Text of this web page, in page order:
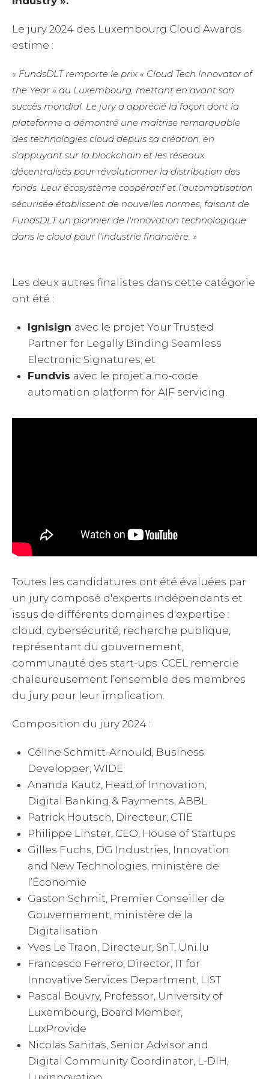
Le jury 2024 des Luxembourg Cloud Awards
estime :
« FundsDLT remporte le prix « Cloud Tech Innovator of
the Year » au Luxembourg, mettant en avant son
succès mondial. Le jury a apprécié la façon dont la
plateforme a démontré une maîtrise remarquable
des technologies cloud depuis sa création, en
s'appuyant sur la blockchain et les réseaux
décentralisés pour révolutionner la distribution des
fonds. Leur écosystème coopératif et l‘automatisation
sécurisée établissent de nouvelles normes, faisant de
FundsDLT un pionnier de l'innovation technologique
dans le cloud pour l'industrie financière. »
Les deux autres finalistes dans cette catégorie
ont été :
Ignisign avec le projet Your Trusted
Partner for Legally Binding Seamless
Electronic Signatures; et
Fundvis avec le projet a no-code
automation platform for AIF servicing.
Toutes les candidatures ont été évaluées par
un jury composé d'experts indépendants et
issus de différents domaines d'expertise :
cloud, cybersécurité, recherche publique,
représentant du gouvernement,
communauté des start-ups. CCEL remercie
chaleureusement l’ensemble des membres
du jury pour leur implication.
Composition du jury 2024 :
Céline Schmitt-Arnould, Business
Developper, WIDE
Ananda Kautz, Head of Innovation,
Digital Banking & Payments, ABBL
Patrick Houtsch, Directeur, CTIE
Philippe Linster, CEO, House of Startups
Gilles Fuchs, DG Industries, Innovation
and New Technologies, ministère de
l’Économie
Gaston Schmit, Premier Conseiller de
Gouvernement, ministère de la
Digitalisation
Yves Le Traon, Directeur, SnT, Uni.lu
Francesco Ferrero, Director, IT for
Innovative Services Department, LIST
Pascal Bouvry, Professor, University of
Luxembourg, Board Member,
LuxProvide
Nicolas Sanitas, Senior Advisor and
Digital Community Coordinator, L-DIH,